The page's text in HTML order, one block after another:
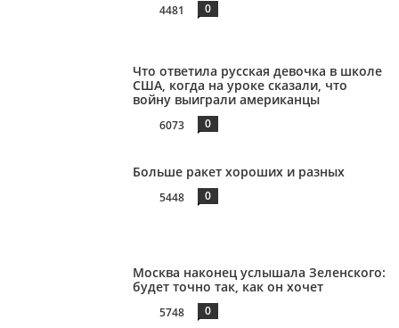
4481 0
Что ответила русская девочка в школе
США, когда на уроке сказали, что
войну выиграли американцы
6073 0
Больше ракет хороших и разных
5448 0
Москва наконец услышала Зеленского:
будет точно так, как он хочет
5748 0